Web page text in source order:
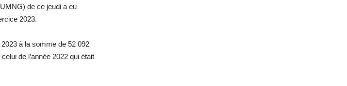
de ce jeudi a eu
2023.
à la somme de 52 092
de l’année 2022 qui était